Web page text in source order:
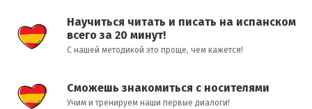
Научиться читать и писать на испанском
всего за 20 минут!
С нашей методикой это проще, чем кажется!
Сможешь знакомиться с носителями
Учим и тренируем наши первые диалоги!